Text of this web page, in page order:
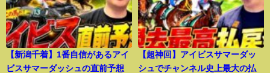
【新潟千着】1番自信があるアイ
ビスサマーダッシュの直前予想
【超神回】アイビスサマーダッ
シュでチャンネル史上最大の払